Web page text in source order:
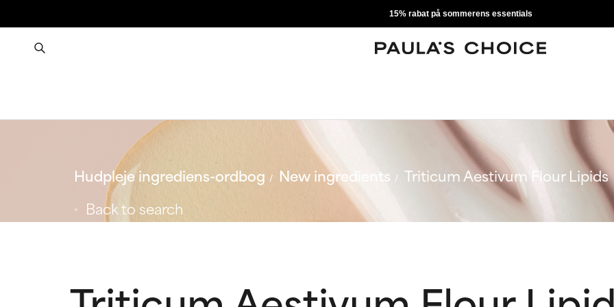
15% rabat på sommerens essentials
Hudpleje ingrediens-ordbog New ingredients
Triticum Aestivum Flour Lipids
Back to search